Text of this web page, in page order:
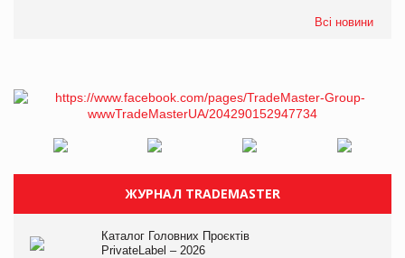
Всі новини
ЖУРНАЛ TRADEMASTER
Каталог Головних Проєктів
PrivateLabel – 2026